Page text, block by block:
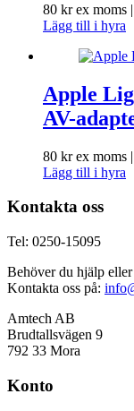
80 krex moms |
Lägg till i hyra
Apple
AV-
80 krex moms |
Lägg till i hyra
Kontakta oss
Tel: 0250-15095
Behöver du hjälp
Kontakta oss på:
Amtech AB
Brudtallsvägen 9
792 33 Mora
Konto